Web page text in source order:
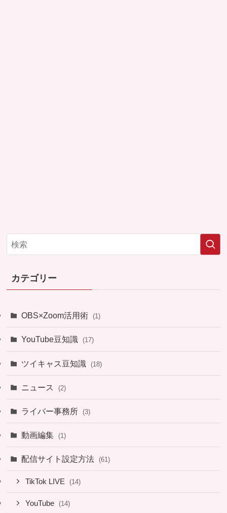
カテゴリー
OBS×Zoom活用術 (1)
YouTube豆知識 (17)
ツイキャス豆知識 (18)
ニュース (2)
ライバー事務所 (3)
動画編集 (1)
配信サイト設定方法 (61)
TikTok LIVE (14)
YouTube (14)